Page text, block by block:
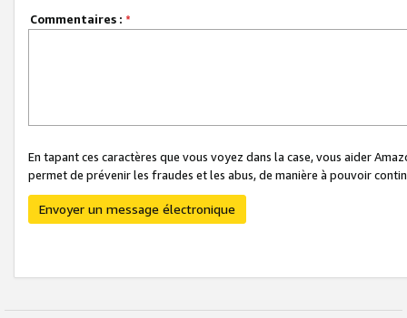
Commentaires : *
En tapant ces caractères que vous voyez dans la case, vous aider
permet de prévenir les fraudes et les abus, de manière à pouvoir
Envoyer un message électronique